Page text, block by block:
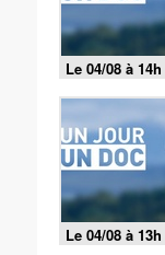
Le 04/08 à 14h
Le 04/08 à 13h